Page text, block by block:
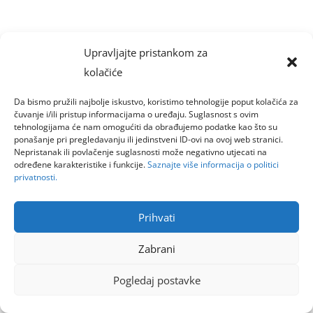
Upravljajte pristankom za
kolačiće
Da bismo pružili najbolje iskustvo, koristimo tehnologije poput kolačića za
čuvanje i/ili pristup informacijama o uređaju. Suglasnost s ovim
tehnologijama će nam omogućiti da obrađujemo podatke kao što su
ponašanje pri pregledavanju ili jedinstveni ID-ovi na ovoj web stranici.
Nepristanak ili povlačenje suglasnosti može negativno utjecati na
određene karakteristike i funkcije.Saznajte više informacija o politici
privatnosti.
Prihvati
Zabrani
Pogledaj postavke